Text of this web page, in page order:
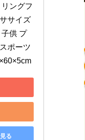
ングフ
サイズ
子供 プ
ポーツ
る